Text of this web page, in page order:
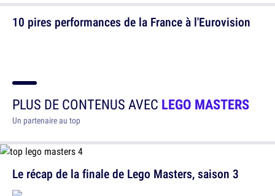
10 pires performances de la France à l'Eurovision
PLUS DE CONTENUS AVEC LEGO MASTERS
Un partenaire au top
Le récap de la finale de Lego Masters, saison 3